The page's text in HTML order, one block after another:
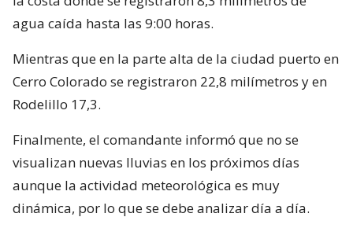
agua caída hasta las 9:00 horas.
Mientras que en la parte alta de la ciudad puerto en
Cerro Colorado se registraron 22,8 milímetros y en
Rodelillo 17,3.
Finalmente, el comandante informó que no se
visualizan nuevas lluvias en los próximos días
aunque la actividad meteorológica es muy
dinámica, por lo que se debe analizar día a día.